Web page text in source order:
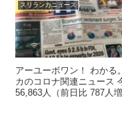
スリランカニュース
アーユーボワン！ わかる。空港、長らく行ってないなー。 スリラン
カのコロナ関連ニュース 今朝の時点で、スリランカ国内の感染者